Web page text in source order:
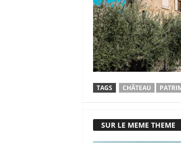
TAGS CHÂTEAU
SUR LE MEME THEME